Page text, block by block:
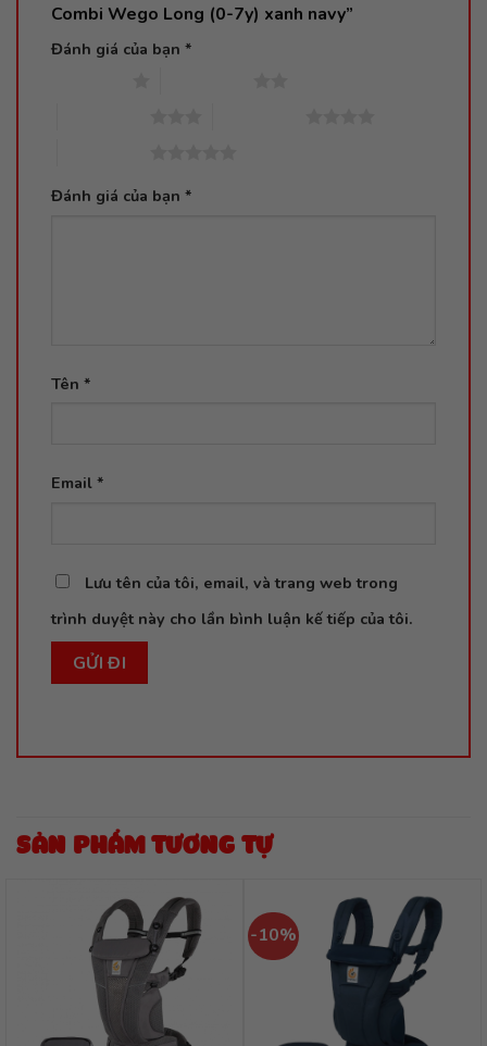
Combi Wego Long (0-7y) xanh navy”
Đánh giá của bạn *
Đánh giá của bạn *
Tên *
Email *
Lưu tên của tôi, email, và trang web trong
trình duyệt này cho lần bình luận kế tiếp của tôi.
SẢN PHẨM TƯƠNG TỰ
-10%